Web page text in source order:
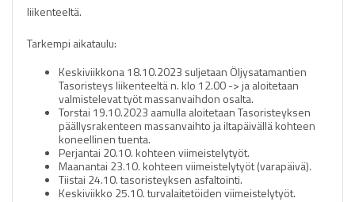
liikenteeltä.
Tarkempi aikataulu:
Keskiviikkona 18.10.2023 suljetaan Öljysatamantien
Tasoristeys liikenteeltä n. klo 12.00 -> ja aloitetaan
valmistelevat työt massanvaihdon osalta.
Torstai 19.10.2023 aamulla aloitetaan Tasoristeyksen
päällysrakenteen massanvaihto ja iltapäivällä kohteen
koneellinen tuenta.
Perjantai 20.10. kohteen viimeistelytyöt.
Maanantai 23.10. kohteen viimeistelytyöt (varapäivä).
Tiistai 24.10. tasoristeyksen asfaltointi.
Keskiviikko 25.10. turvalaitetöiden viimeistelytyöt.